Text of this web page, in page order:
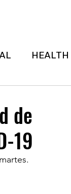
HEALTH
de
19